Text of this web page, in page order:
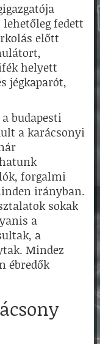
fedett
előtt
helyett
jégkaparót,
budapesti
a karácsonyi
forgalmi
irányban.
sokak
a
a
Mindez
ébredők